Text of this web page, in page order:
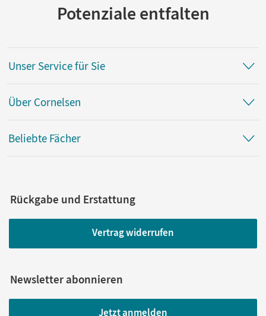
Potenziale entfalten
Unser Service für Sie
Über Cornelsen
Beliebte Fächer
Rückgabe und Erstattung
Vertrag widerrufen
Newsletter abonnieren
Jetzt anmelden